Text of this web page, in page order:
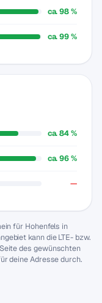
ca. 98 %
ca. 99 %
ca. 84 %
ca. 96 %
—
für Hohenfels in
kann die LTE- bzw.
des gewünschten
deine Adresse durch.